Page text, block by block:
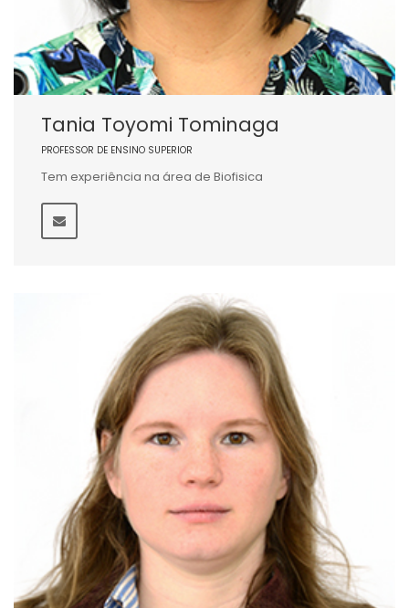
Tania Toyomi Tominaga
PROFESSOR DE ENSINO SUPERIOR
Tem experiência na área de Biofisica